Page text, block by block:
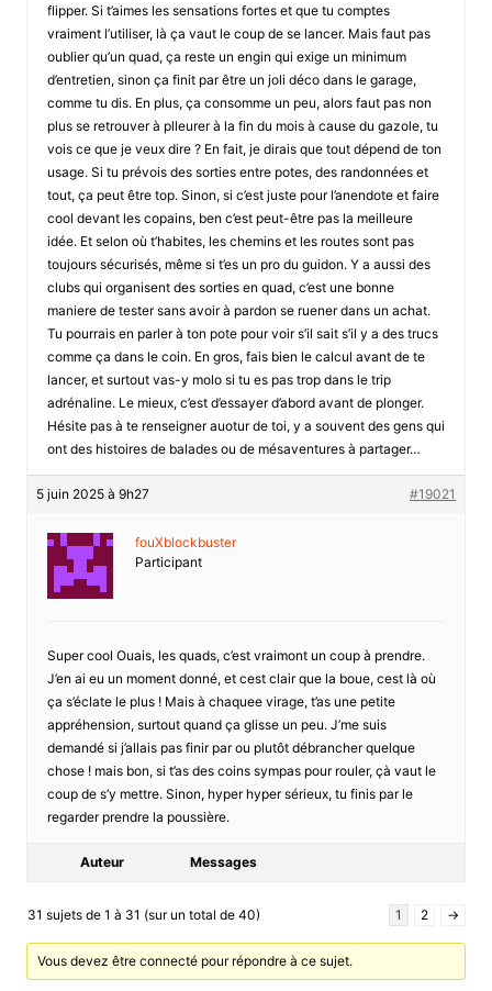
flipper. Si t’aimes les sensations fortes et que tu comptes
vraiment l’utiliser, là ça vaut le coup de se lancer. Mais faut pas
oublier qu’un quad, ça reste un engin qui exige un minimum
d’entretien, sinon ça finit par être un joli déco dans le garage,
comme tu dis. En plus, ça consomme un peu, alors faut pas non
plus se retrouver à plleurer à la fin du mois à cause du gazole, tu
vois ce que je veux dire ? En fait, je dirais que tout dépend de ton
usage. Si tu prévois des sorties entre potes, des randonnées et
tout, ça peut être top. Sinon, si c’est juste pour l’anendote et faire
cool devant les copains, ben c’est peut-être pas la meilleure
idée. Et selon où t’habites, les chemins et les routes sont pas
toujours sécurisés, même si t’es un pro du guidon. Y a aussi des
clubs qui organisent des sorties en quad, c’est une bonne
maniere de tester sans avoir à pardon se ruener dans un achat.
Tu pourrais en parler à ton pote pour voir s’il sait s’il y a des trucs
comme ça dans le coin. En gros, fais bien le calcul avant de te
lancer, et surtout vas-y molo si tu es pas trop dans le trip
adrénaline. Le mieux, c’est d’essayer d’abord avant de plonger.
Hésite pas à te renseigner auotur de toi, y a souvent des gens qui
ont des histoires de balades ou de mésaventures à partager…
5 juin 2025 à 9h27 #19021
fouXblockbuster
Participant
Super cool Ouais, les quads, c’est vraimont un coup à prendre.
J’en ai eu un moment donné, et cest clair que la boue, cest là où
ça s’éclate le plus ! Mais à chaquee virage, t’as une petite
appréhension, surtout quand ça glisse un peu. J’me suis
demandé si j’allais pas finir par ou plutôt débrancher quelque
chose ! mais bon, si t’as des coins sympas pour rouler, çà vaut le
coup de s’y mettre. Sinon, hyper hyper sérieux, tu finis par le
regarder prendre la poussière.
Auteur Messages
31 sujets de 1 à 31 (sur un total de 40) 1 2 →
Vous devez être connecté pour répondre à ce sujet.